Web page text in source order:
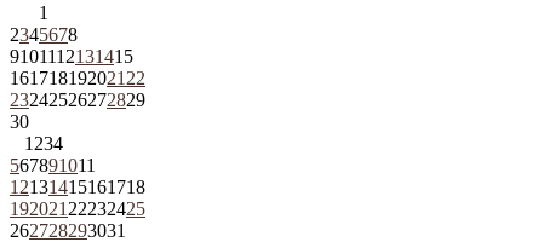
1
2345678
9101112131415
161718192021 22
23242526272829
30
1 234
567891011
12131415161718
192021 22232425
262728293031